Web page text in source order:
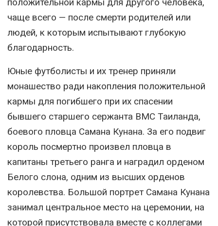
чаще всего — после смерти родителей или
людей, к которым испытывают глубокую
благодарность.
Юные футболисты и их тренер приняли
монашество ради накопления положительной
кармы для погибшего при их спасении
бывшего старшего сержанта ВМС Таиланда,
боевого пловца Самана Кунана. За его подвиг
король посмертно произвел пловца в
капитаны третьего ранга и наградил орденом
Белого слона, одним из высших орденов
королевства. Большой портрет Самана Кунана
занимал центральное место на церемонии, на
которой присутствовала вместе с коллегами